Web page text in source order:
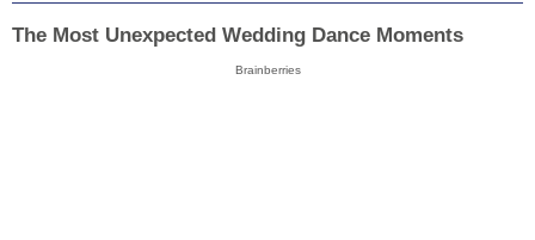
The Most Unexpected Wedding Dance Moments
Brainberries